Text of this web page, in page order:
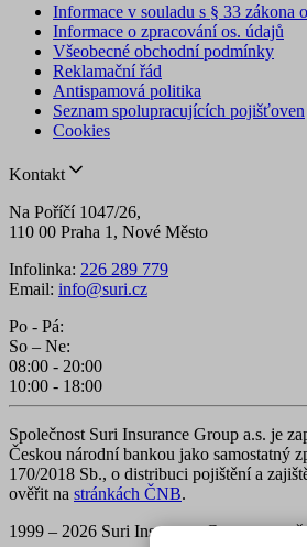
Informace v souladu s § 33 zákona
Informace o zpracování os. údajů
Všeobecné obchodní podmínky
Reklamační řád
Antispamová politika
Seznam spolupracujících pojišťoven
Cookies
Kontakt
Na Poříčí 1047/26,
110 00 Praha 1, Nové Město
Infolinka: 226 289 779
Email: info@suri.cz
Po - Pá:
So – Ne:
08:00 - 20:00
10:00 - 18:00
Společnost Suri Insurance Group a.s. je
Českou národní bankou jako samostatný
170/2018 Sb., o distribuci pojištění a
ověřit na stránkách ČNB.
1999 – 2026 Suri Insurance Group a.s.,